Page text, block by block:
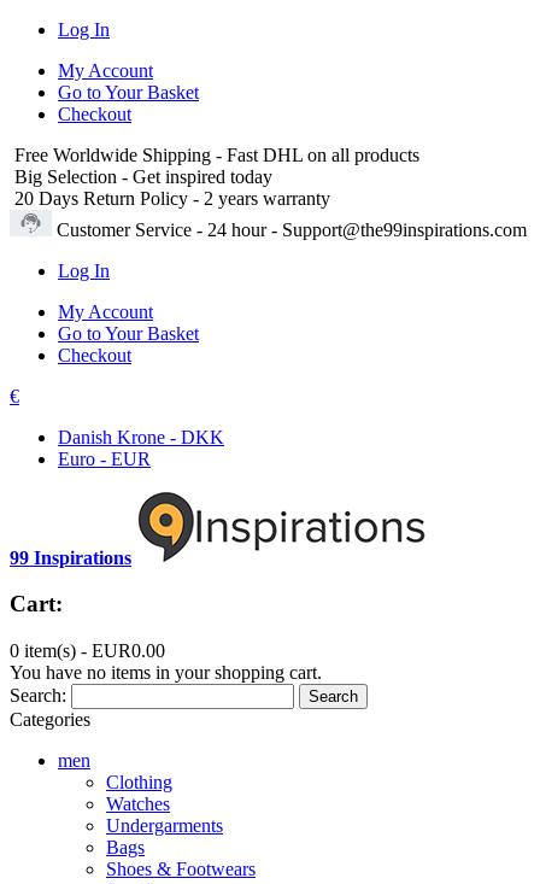
Log In
My Account
Go to Your Basket
Checkout
Free Worldwide Shipping - Fast DHL on all products
Big Selection - Get inspired today
20 Days Return Policy - 2 years warranty
Customer Service - 24 hour - Support@the99inspirations.com
Log In
My Account
Go to Your Basket
Checkout
€
Danish Krone - DKK
Euro - EUR
99 Inspirations
Cart:
0 item(s) - EUR0.00
You have no items in your shopping cart.
Search:
Search
Categories
men
Clothing
Watches
Undergarments
Bags
Shoes & Footwears